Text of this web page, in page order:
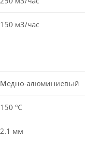
150 м3/час
Медно-алюминиевый
150 °С
2.1 мм